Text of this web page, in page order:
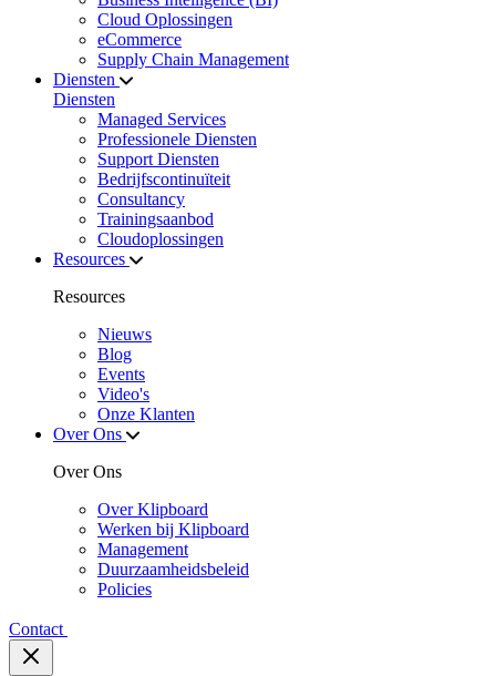
Cloud Oplossingen
eCommerce
Supply Chain Management
Diensten
Diensten
Managed Services
Professionele Diensten
Support Diensten
Bedrijfscontinuïteit
Consultancy
Trainingsaanbod
Cloudoplossingen
Resources
Resources
Nieuws
Blog
Events
Video's
Onze Klanten
Over Ons
Over Ons
Over Klipboard
Werken bij Klipboard
Management
Duurzaamheidsbeleid
Policies
Contact